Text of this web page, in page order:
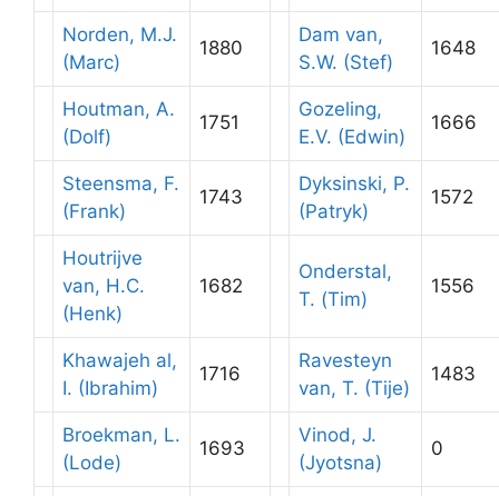
Norden, M.J.
(Marc)
1880
Dam van,
S.W. (Stef)
1648
Houtman, A.
(Dolf)
1751
Gozeling,
E.V. (Edwin)
1666
Steensma, F.
(Frank)
1743
Dyksinski, P.
(Patryk)
1572
Houtrijve
van, H.C.
(Henk)
1682
Onderstal,
T. (Tim)
1556
Khawajeh al,
I. (Ibrahim)
1716
Ravesteyn
van, T. (Tije)
1483
Broekman, L.
(Lode)
1693
Vinod, J.
(Jyotsna)
0